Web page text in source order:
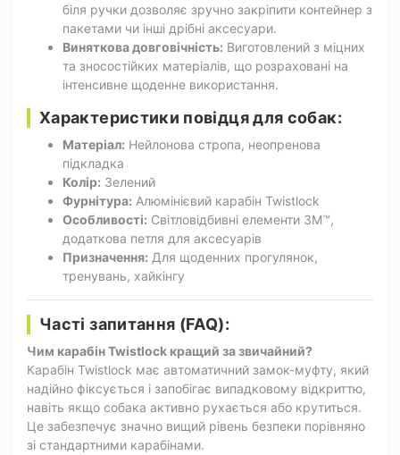
біля ручки дозволяє зручно закріпити контейнер з
пакетами чи інші дрібні аксесуари.
Виняткова довговічність: Виготовлений з міцних
та зносостійких матеріалів, що розраховані на
інтенсивне щоденне використання.
Характеристики повідця для собак:
Матеріал: Нейлонова стропа, неопренова
підкладка
Колір: Зелений
Фурнітура: Алюмінієвий карабін Twistlock
Особливості: Світловідбивні елементи 3M™,
додаткова петля для аксесуарів
Призначення: Для щоденних прогулянок,
тренувань, хайкінгу
Часті запитання (FAQ):
Чим карабін Twistlock кращий за звичайний?
Карабін Twistlock має автоматичний замок-муфту, який
надійно фіксується і запобігає випадковому відкриттю,
навіть якщо собака активно рухається або крутиться.
Це забезпечує значно вищий рівень безпеки порівняно
зі стандартними карабінами.